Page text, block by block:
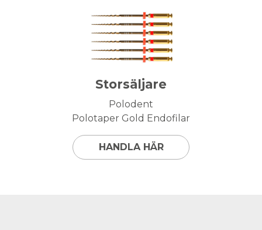
Storsäljare
Polodent
Polotaper Gold Endofilar
HANDLA HÄR